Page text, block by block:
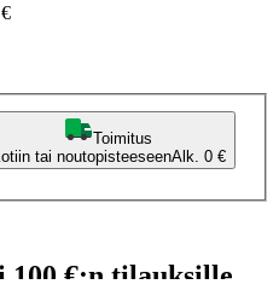
Toimitus
tai noutopisteeseenAlk. 0 €
€:n tilauksille